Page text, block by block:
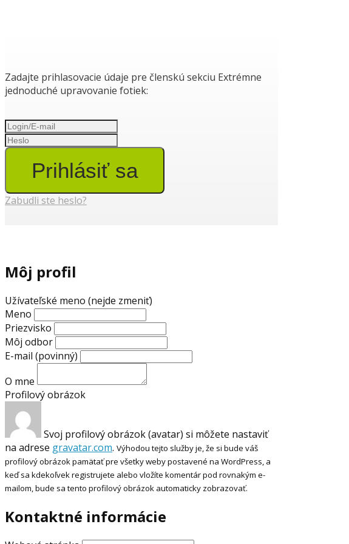
Zadajte prihlasovacie údaje pre členskú sekciu Extrémne
jednoduché upravovanie fotiek:
Prihlásiť sa
Zabudli ste heslo?
Môj profil
Užívateľské meno (nejde zmeniť)
Meno
Priezvisko
Môj odbor
E-mail (povinný)
O mne
Profilový obrázok
Svoj profilový obrázok (avatar) si môžete nastaviť
na adrese gravatar.com. Výhodou tejto služby je, že si bude váš
profilový obrázok pamätať pre všetky weby postavené na WordPress, a
keď sa kdekoľvek registrujete alebo vložíte komentár pod rovnakým e-
mailom, bude sa tento profilový obrázok automaticky zobrazovať.
Kontaktné informácie